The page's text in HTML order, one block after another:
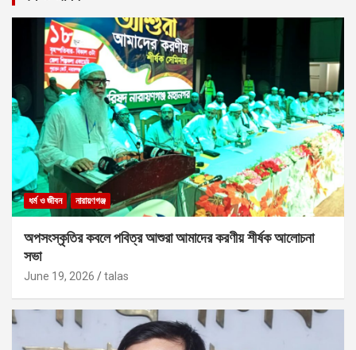
ধর্ম ও জীবন নারায়ণগঞ্জ
অপসংস্কৃতির কবলে পবিত্র আশুরা আমাদের করণীয় শীর্ষক আলোচনা
সভা
June 19, 2026 talas